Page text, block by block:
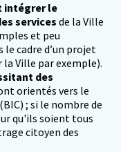
intégrer le
services de la Ville
et peu
le cadre d’un projet
Ville par exemple).
des
orientés vers le
; si le nombre de
qu'ils soient tous
citoyen des